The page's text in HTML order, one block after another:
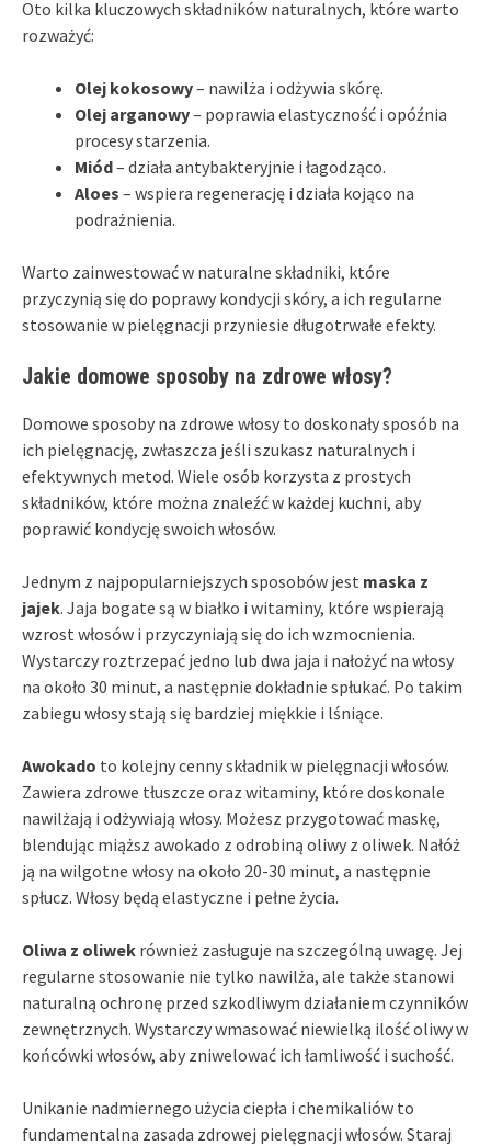
Oto kilka kluczowych składników naturalnych, które warto
rozważyć:
Olej kokosowy– nawilża i odżywia skórę.
Olej arganowy– poprawia elastyczność i opóźnia
procesy starzenia.
Miód– działa antybakteryjnie i łagodząco.
Aloes – wspiera regenerację i działa kojąco na
podrażnienia.
Warto zainwestować w naturalne składniki, które
przyczynią się do poprawy kondycji skóry, a ich regularne
stosowanie w pielęgnacji przyniesie długotrwałe efekty.
Jakie domowe sposoby na zdrowe włosy?
Domowe sposoby na zdrowe włosy to doskonały sposób na
ich pielęgnację, zwłaszcza jeśli szukasz naturalnych i
efektywnych metod. Wiele osób korzysta z prostych
składników, które można znaleźć w każdej kuchni, aby
poprawić kondycję swoich włosów.
Jednym z najpopularniejszych sposobów jest maska z
jajek. Jaja bogate są w białko i witaminy, które wspierają
wzrost włosów i przyczyniają się do ich wzmocnienia.
Wystarczy roztrzepać jedno lub dwa jaja i nałożyć na włosy
na około 30 minut, a następnie dokładnie spłukać. Po takim
zabiegu włosy stają się bardziej miękkie i lśniące.
Awokado to kolejny cenny składnik w pielęgnacji włosów.
Zawiera zdrowe tłuszcze oraz witaminy, które doskonale
nawilżają i odżywiają włosy. Możesz przygotować maskę,
blendując miąższ awokado z odrobiną oliwy z oliwek. Nałóż
ją na wilgotne włosy na około 20-30 minut, a następnie
spłucz. Włosy będą elastyczne i pełne życia.
Oliwa z oliwek również zasługuje na szczególną uwagę. Jej
regularne stosowanie nie tylko nawilża, ale także stanowi
naturalną ochronę przed szkodliwym działaniem czynników
zewnętrznych. Wystarczy wmasować niewielką ilość oliwy w
końcówki włosów, aby zniwelować ich łamliwość i suchość.
Unikanie nadmiernego użycia ciepła i chemikaliów to
fundamentalna zasada zdrowej pielęgnacji włosów. Staraj